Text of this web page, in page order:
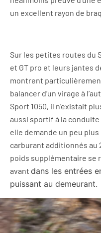
un excellent rayon de
Sur les petites routes du
et GT pro et leurs jantes
montrent
balancer d’un virage à
Sport 1050, il n’existait
aussi sportif à la conduite
elle demande un peu
carburant additionnés au
poids supplémentaire se
avant dans les entrées
puissant au demeurant.